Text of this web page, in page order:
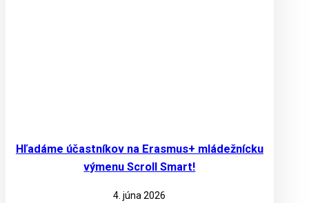
Hľadáme účastníkov na Erasmus+ mládežnícku
výmenu Scroll Smart!
4. júna 2026